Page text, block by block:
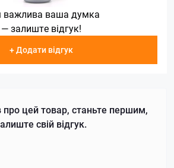
важлива ваша думка
— залиште відгук!
+ Додати відгук
про цей товар, станьте першим,
свій відгук.